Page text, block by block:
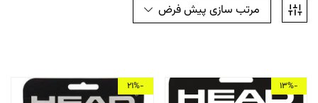
مرتب سازی پیش فرض
-13%
-21%